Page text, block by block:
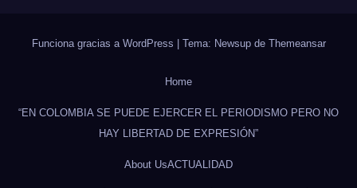
Funciona gracias a WordPress Tema: Newsup de Themeansar
Home
“EN COLOMBIA SE PUEDE EJERCER EL PERIODISMO PERO NO
HAY LIBERTAD DE EXPRESIÓN”
About UsACTUALIDAD